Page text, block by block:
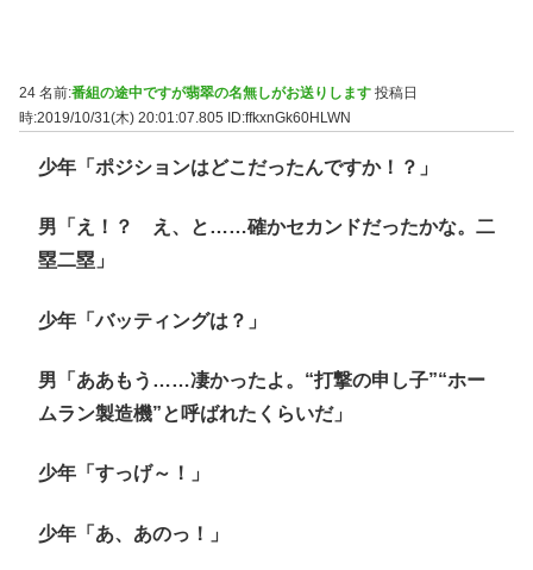
24 名前:番組の途中ですが翡翠の名無しがお送りします 投稿日
時:2019/10/31(木) 20:01:07.805 ID:ffkxnGk60HLWN
少年「ポジションはどこだったんですか！？」
男「え！？ え、と……確かセカンドだったかな。二
塁二塁」
少年「バッティングは？」
男「ああもう……凄かったよ。“打撃の申し子”“ホー
ムラン製造機”と呼ばれたくらいだ」
少年「すっげ～！」
少年「あ、あのっ！」